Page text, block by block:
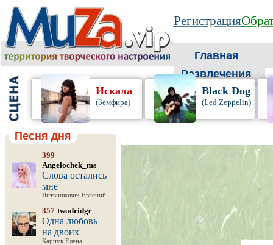
Регистрация
Главная
Развлечения
Искала
(Земфира)
Black Dog
(Led Zeppelin)
Песня дня
399
Angelochek_ms
Слова остались
мне
Литвинкович Евгений
357 twodridge
Одна любовь
на двоих
Карпук Елена